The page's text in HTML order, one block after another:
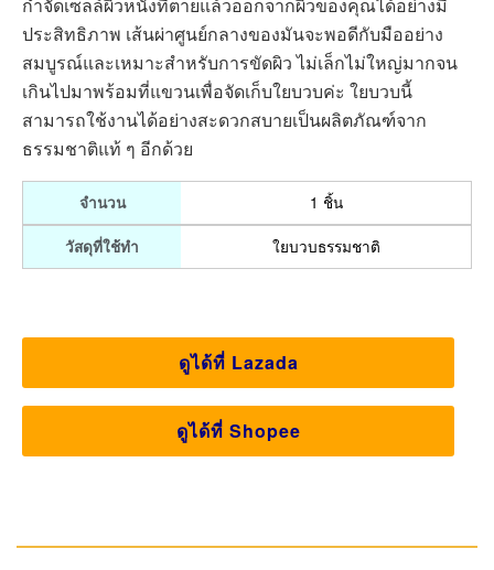
กำจัดเซลล์ผิวหนังที่ตายแล้วออกจากผิวของคุณได้อย่างมี
ประสิทธิภาพ เส้นผ่าศูนย์กลางของมันจะพอดีกับมืออย่าง
สมบูรณ์และเหมาะสำหรับการขัดผิว ไม่เล็กไม่ใหญ่มากจน
เกินไปมาพร้อมที่แขวนเพื่อจัดเก็บใยบวบค่ะ ใยบวบนี้
สามารถใช้งานได้อย่างสะดวกสบายเป็นผลิตภัณฑ์จาก
ธรรมชาติแท้ ๆ อีกด้วย
จำนวน 1 ชิ้น
วัสดุที่ใช้ทำ ใยบวบธรรมชาติ
ดูได้ที่ Lazada
ดูได้ที่ Shopee